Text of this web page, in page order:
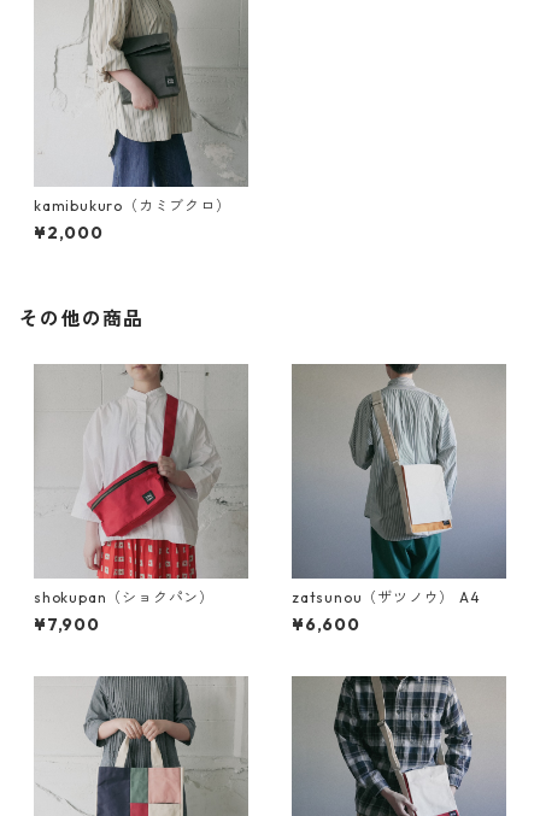
kamibukuro（カミブクロ）
¥2,000
その他の商品
shokupan（ショクパン）
¥7,900
zatsunou（ザツノウ） A4
¥6,600